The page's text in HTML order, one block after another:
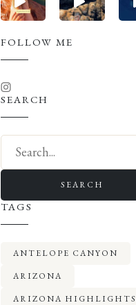
FOLLOW ME
SEARCH
SEARCH
TAGS
ANTELOPE CANYON
ARIZONA
ARIZONA HIGHLIGHTS